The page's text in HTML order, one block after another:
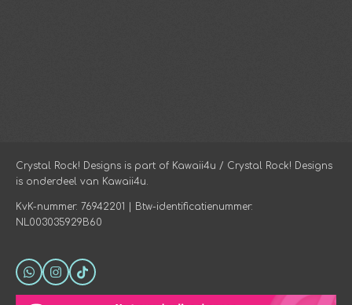
Crystal Rock! Designs is part of Kawaii4u / Crystal Rock! Designs
is onderdeel van Kawaii4u.
KvK-nummer: 76942201 | Btw-identificatienummer:
NL003035929B60
W
h
I
n
T
i